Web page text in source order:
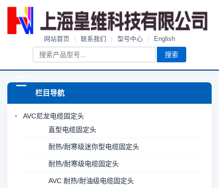
网站首页 联系我们 型号中心 English
搜索
☰
栏目导航
AVC尼龙电缆固定头
直型电缆固定头
耐热/耐寒级迷你型电缆固定头
耐热/耐寒级电缆固定头
AVC 耐热/耐油级电缆固定头